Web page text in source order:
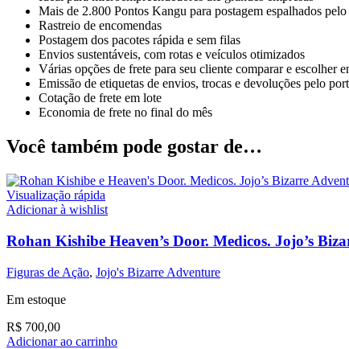
Mais de 2.800 Pontos Kangu para postagem espalhados
Rastreio de encomendas
Postagem dos pacotes rápida e sem filas
Envios sustentáveis, com rotas e veículos otimizados
Várias opções de frete para seu cliente comparar e escolher
Emissão de etiquetas de envios, trocas e devoluções pelo
Cotação de frete em lote
Economia de frete no final do mês
Você também pode gostar de…
Visualização rápida
Adicionar à wishlist
Rohan Kishibe Heaven’s Door. Medicos. Jojo’s
Figuras de Ação, Jojo's Bizarre Adventure
Em estoque
R$ 700,00
Adicionar ao carrinho